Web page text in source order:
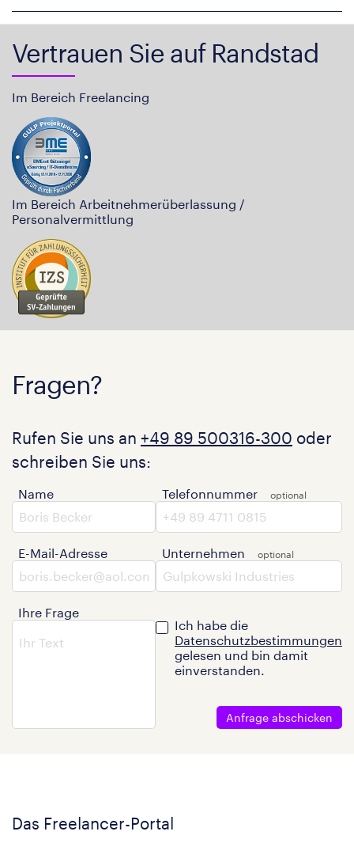
Vertrauen Sie auf Randstad
Im Bereich Freelancing
Im Bereich Arbeitnehmerüberlassung /
Personalvermittlung
Fragen?
Rufen Sie uns an +49 89 500316-300 oder
schreiben Sie uns:
Name
E-Mail-Adresse
Ihre Frage
Telefonnummer
Unternehmen
Ich habe die
Datenschutzbestimmungen
gelesen und bin damit
einverstanden.
Anfrage abschicken
Das Freelancer-Portal